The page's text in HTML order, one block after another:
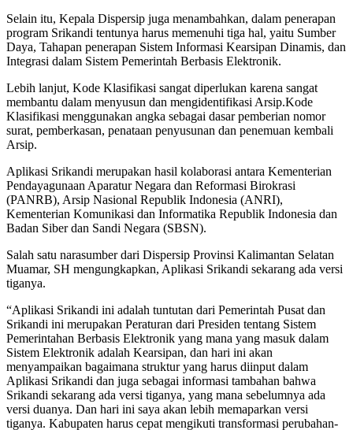
Selain itu, Kepala Dispersip juga menambahkan, dalam penerapan
program Srikandi tentunya harus memenuhi tiga hal, yaitu Sumber
Daya, Tahapan penerapan Sistem Informasi Kearsipan Dinamis, dan
Integrasi dalam Sistem Pemerintah Berbasis Elektronik.
Lebih lanjut, Kode Klasifikasi sangat diperlukan karena sangat
membantu dalam menyusun dan mengidentifikasi Arsip.Kode
Klasifikasi menggunakan angka sebagai dasar pemberian nomor
surat, pemberkasan, penataan penyusunan dan penemuan kembali
Arsip.
Aplikasi Srikandi merupakan hasil kolaborasi antara Kementerian
Pendayagunaan Aparatur Negara dan Reformasi Birokrasi
(PANRB), Arsip Nasional Republik Indonesia (ANRI),
Kementerian Komunikasi dan Informatika Republik Indonesia dan
Badan Siber dan Sandi Negara (SBSN).
Salah satu narasumber dari Dispersip Provinsi Kalimantan Selatan
Muamar, SH mengungkapkan, Aplikasi Srikandi sekarang ada versi
tiganya.
“Aplikasi Srikandi ini adalah tuntutan dari Pemerintah Pusat dan
Srikandi ini merupakan Peraturan dari Presiden tentang Sistem
Pemerintahan Berbasis Elektronik yang mana yang masuk dalam
Sistem Elektronik adalah Kearsipan, dan hari ini akan
menyampaikan bagaimana struktur yang harus diinput dalam
Aplikasi Srikandi dan juga sebagai informasi tambahan bahwa
Srikandi sekarang ada versi tiganya, yang mana sebelumnya ada
versi duanya. Dan hari ini saya akan lebih memaparkan versi
tiganya. Kabupaten harus cepat mengikuti transformasi perubahan-